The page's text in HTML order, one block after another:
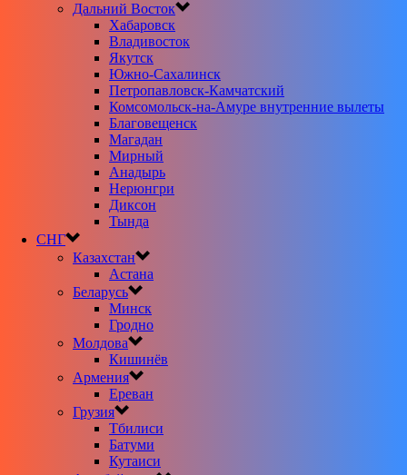
Дальний Восток
Хабаровск
Владивосток
Якутск
Южно-Сахалинск
Петропавловск-Камчатский
Комсомольск-на-Амуре внутренние вылеты
Благовещенск
Магадан
Мирный
Анадырь
Нерюнгри
Диксон
Тында
СНГ
Казахстан
Астана
Беларусь
Минск
Гродно
Молдова
Кишинёв
Армения
Ереван
Грузия
Тбилиси
Батуми
Кутаиси